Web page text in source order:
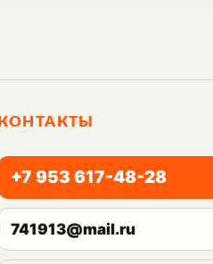
КОНТАКТЫ
+7 953 617-48-28
741913@mail.ru